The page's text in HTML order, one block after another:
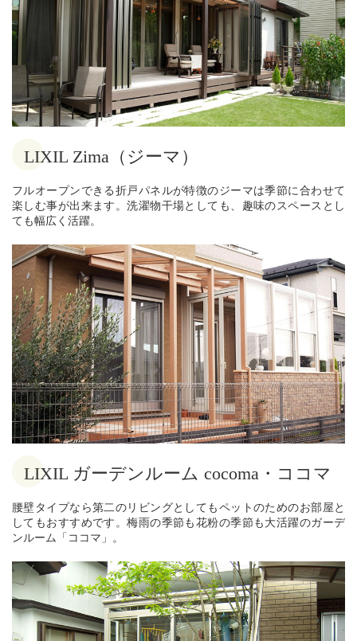
LIXIL Zima（ジーマ）
フルオープンできる折戸パネルが特徴のジーマは季節に合わせて
楽しむ事が出来ます。洗濯物干場としても、趣味のスペースとし
ても幅広く活躍。
LIXIL ガーデンルーム cocoma・ココマ
腰壁タイプなら第二のリビングとしてもペットのためのお部屋と
してもおすすめです。梅雨の季節も花粉の季節も大活躍のガーデ
ンルーム「ココマ」。